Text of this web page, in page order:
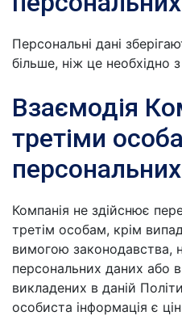
Персональні дані
більше, ніж це необхідно
Взаємодія
третіми
Компанія не здійснює
третім особам, крім
вимогою законодавства,
персональних даних або
викладених в даній
особиста інформація є